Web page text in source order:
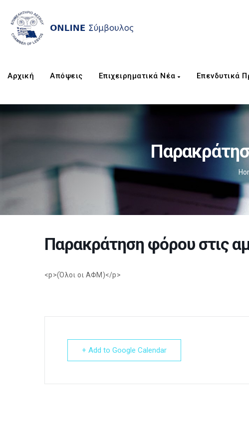
Αρχική Απόψεις Επιχειρηματικά Νέα Επενδυτικά
Παρακράτηση φόρου στις
<p>(Όλοι οι ΑΦΜ)</p>
+ Add to Google Calendar